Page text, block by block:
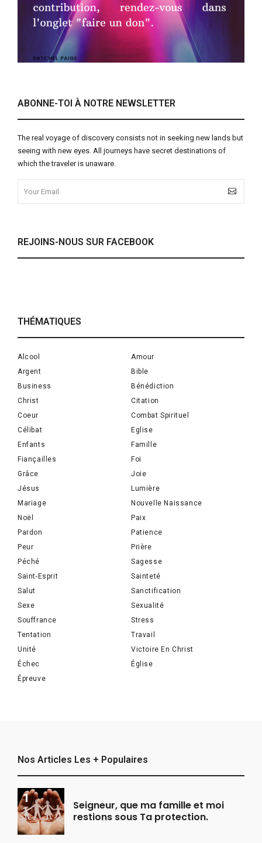
ABONNE-TOI À NOTRE NEWSLETTER
The real voyage of discovery consists not in seeking new lands but
seeing with new eyes. All journeys have secret destinations of
which the traveler is unaware.
REJOINS-NOUS SUR FACEBOOK
THÉMATIQUES
Alcool
Amour
Argent
Bible
Business
Bénédiction
Christ
Citation
Coeur
Combat Spirituel
Célibat
Eglise
Enfants
Famille
Fiançailles
Foi
Grâce
Joie
Jésus
Lumière
Mariage
Nouvelle Naissance
Noël
Paix
Pardon
Patience
Peur
Prière
Péché
Sagesse
Saint-Esprit
Sainteté
Salut
Sanctification
Sexe
Sexualité
Souffrance
Stress
Tentation
Travail
Unité
Victoire En Christ
Échec
Église
Épreuve
Nos Articles Les + Populaires
Seigneur, que ma famille et moi
restions sous Ta protection.